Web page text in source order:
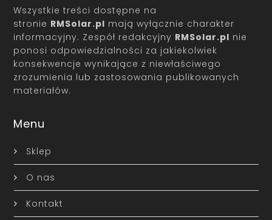
Wszystkie treści dostępne na
stronie RMSolar.pl mają wyłącznie charakter
informacyjny. Zespół redakcyjny RMSolar.pl nie
ponosi odpowiedzialności za jakiekolwiek
konsekwencje wynikające z niewłaściwego
zrozumienia lub zastosowania publikowanych
materiałów.
Menu
Sklep
O nas
Kontakt